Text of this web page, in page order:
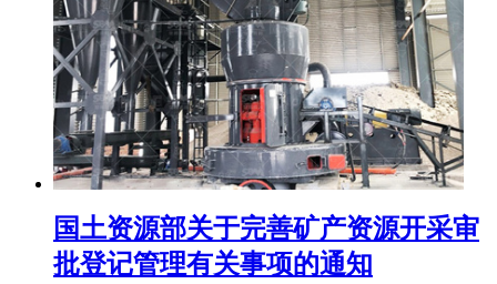
国土资源部关于完善矿产资源开采审
批登记管理有关事项的通知